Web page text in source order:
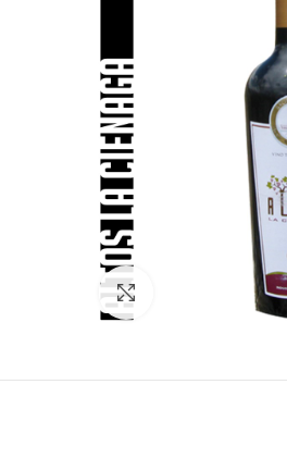
Clic para ampliar